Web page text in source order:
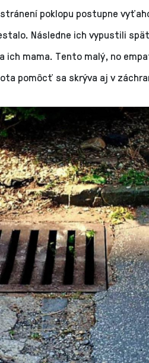
poklopu postupne
Následne ich vypustili
ich mama. Tento malý, no
pomôcť sa skrýva aj v